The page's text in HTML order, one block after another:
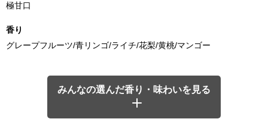
極甘口
香り
グレープフルーツ/青リンゴ/ライチ/花梨/黄桃/マンゴー
みんなの選んだ香り・味わいを見る